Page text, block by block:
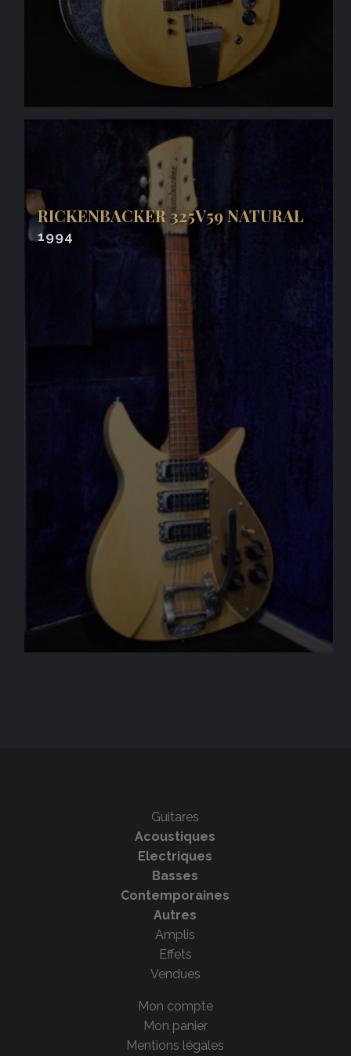
RICKENBACKER 325V59 NATURAL
1994
Guitares
Acoustiques
Electriques
Basses
Contemporaines
Autres
Amplis
Effets
Vendues
Mon compte
Mon panier
Mentions légales